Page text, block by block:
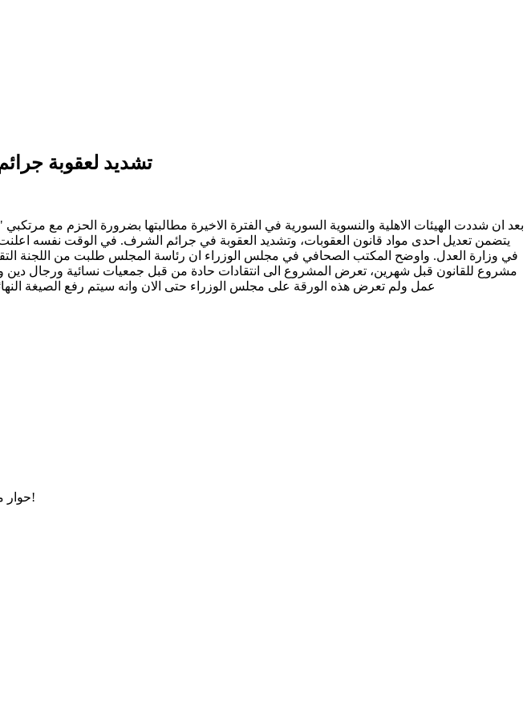
تشديد لعقوبة
بعد ان شددت الهيئات الاهلية والنسوية السورية في الفترة الاخيرة مطالبتها بضرورة الحزم مع
يتضمن تعديل احدى مواد قانون العقوبات، وتشديد العقوبة في جرائم الشرف. في الوقت نفسه
في وزارة العدل. واوضح المكتب الصحافي في مجلس الوزراء ان رئاسة المجلس طلبت من اللجنة
مشروع للقانون قبل شهرين، تعرض المشروع الى انتقادات حادة من قبل جمعيات نسائية ورجال
عمل ولم تعرض هذه الورقة على مجلس الوزراء حتى الان وانه سيتم رفع الصيغة النهائية
حوار ملهم مع خوسيه موخيكا الرئيس الحالي للأوروغواي، حول العدالة الاجتماعية، الحكم الرشيد والتواضع!